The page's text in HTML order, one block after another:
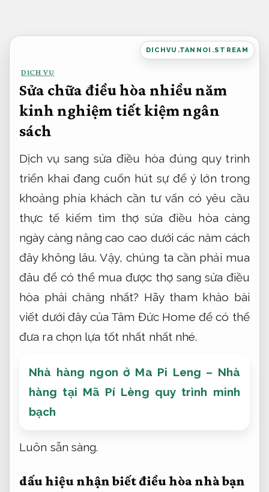
dung
DICHVU.TANNOI.STREAM
DỊCH VỤ
Sửa chữa điều hòa nhiều năm
kinh nghiệm tiết kiệm ngân
sách
Dịch vụ sang sửa điều hòa đúng quy trình
triển khai đang cuốn hút sự để ý lớn trong
khoảng phía khách cần tư vấn có yêu cầu
thực tế kiếm tìm thợ sửa điều hòa càng
ngày càng nâng cao cao dưới các năm cách
đây không lâu. Vậy, chúng ta cần phải mua
đâu để có thể mua được thợ sang sửa điều
hòa phải chăng nhất? Hãy tham khảo bài
viết dưới đây của Tâm Đức Home để có thể
đưa ra chọn lựa tốt nhất nhất nhé.
Nhà hàng ngon ở Ma Pi Leng – Nhà
hàng tại Mã Pí Lèng quy trình minh
bạch
Luôn sẵn sàng.
dấu hiệu nhận biết điều hòa nhà bạn